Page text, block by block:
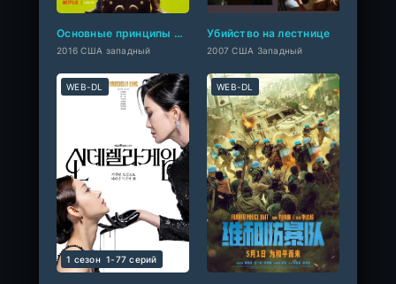
Основные принципы добра
2016 США западный
Убийство на лестнице
2007 США Западный
WEB-DL
1 сезон 1-77 cерий
WEB-DL